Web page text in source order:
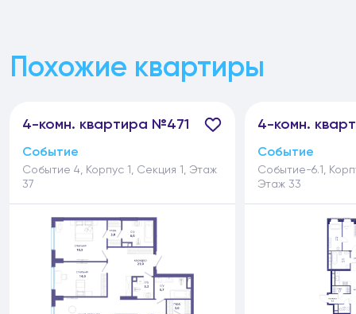
Похожие квартиры
4-комн. квартира №471
Событие
Событие 4, Корпус 1, Секция 1, Этаж
37
4-комн.
Событие
Событие-6.1,
Этаж 33